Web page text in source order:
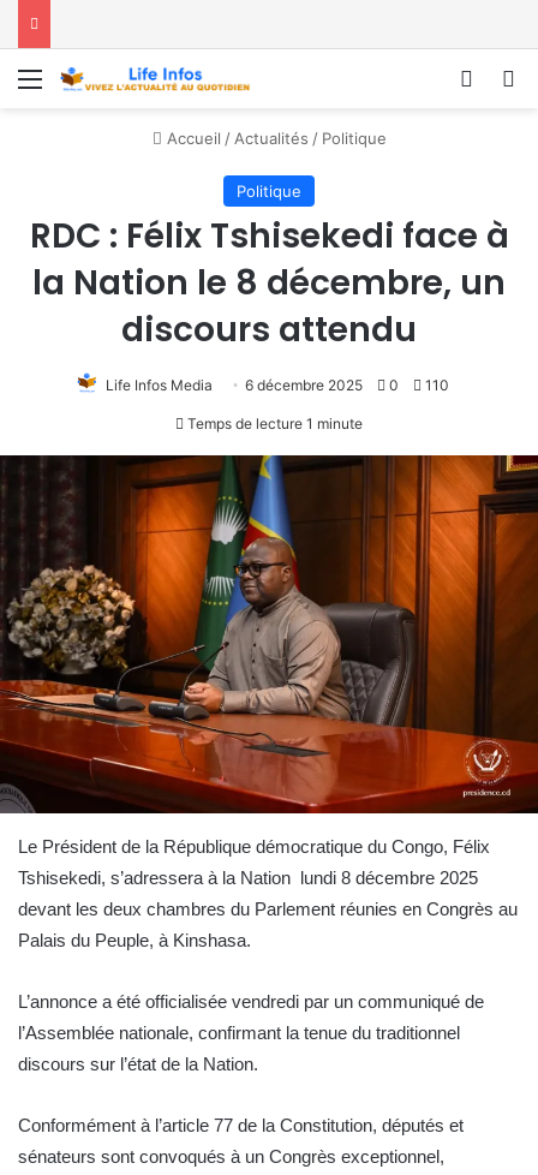
Menu
Accueil / Actualités / Politique
Politique
RDC : Félix Tshisekedi face à
la Nation le 8 décembre, un
discours attendu
Life Infos Media 6 décembre 2025 0 110
Temps de lecture 1 minute
Le Président de la République démocratique du Congo, Félix
Tshisekedi, s’adressera à la Nation lundi 8 décembre 2025
devant les deux chambres du Parlement réunies en Congrès au
Palais du Peuple, à Kinshasa.
L’annonce a été officialisée vendredi par un communiqué de
l’Assemblée nationale, confirmant la tenue du traditionnel
discours sur l’état de la Nation.
Conformément à l’article 77 de la Constitution, députés et
sénateurs sont convoqués à un Congrès exceptionnel,